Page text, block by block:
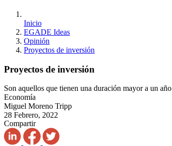
Inicio
EGADE Ideas
Opinión
Proyectos de inversión
Proyectos de inversión
Son aquellos que tienen una duración mayor a un año
Economía
Miguel Moreno Tripp
28 Febrero, 2022
Compartir